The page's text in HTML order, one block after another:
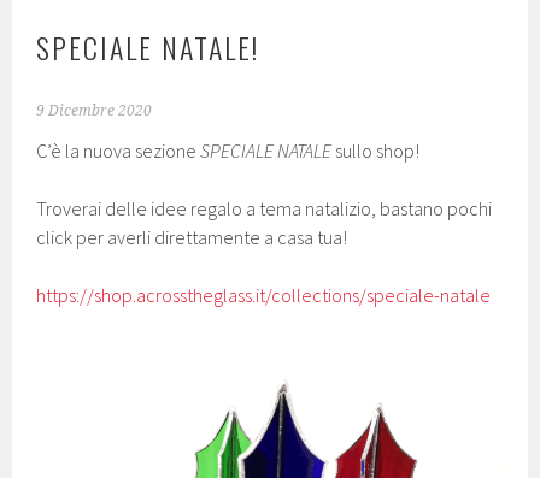
SPECIALE NATALE!
9 Dicembre 2020
C’è la nuova sezioneSPECIALE NATALEsullo shop!
Troverai delle idee regalo a tema natalizio, bastano pochi
click per averli direttamente a casa tua!
https://shop.acrosstheglass.it/collections/speciale-natale